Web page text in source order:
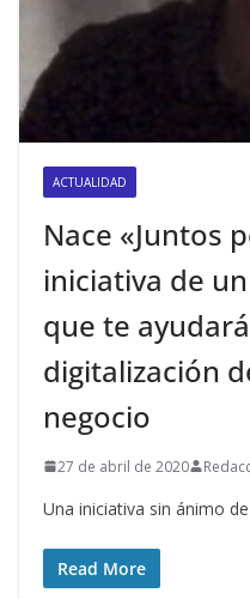
ACTUALIDAD
Nace «Juntos
iniciativa de
que te
digitalización
negocio
27 de abril de 2020
Una iniciativa sin ánimo
Read More